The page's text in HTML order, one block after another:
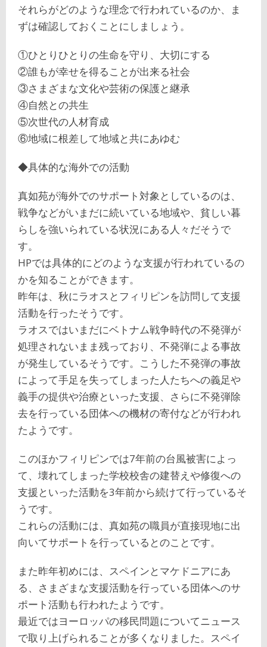
それらがどのような理念で行われているのか、ま
ずは確認しておくことにしましょう。
①ひとりひとりの生命を守り、大切にする
②誰もが幸せを得ることが出来る社会
③さまざまな文化や芸術の保護と継承
④自然との共生
⑤次世代の人材育成
⑥地域に根差して地域と共にあゆむ
◆具体的な海外での活動
真如苑が海外でのサポート対象としているのは、
戦争などがいまだに続いている地域や、貧しい暮
らしを強いられている状況にある人々だそうで
す。
HPでは具体的にどのような支援が行われているの
かを知ることができます。
昨年は、秋にラオスとフィリピンを訪問して支援
活動を行ったそうです。
ラオスではいまだにベトナム戦争時代の不発弾が
処理されないまま残っており、不発弾による事故
が発生しているそうです。こうした不発弾の事故
によって手足を失ってしまった人たちへの義足や
義手の提供や治療といった支援、さらに不発弾除
去を行っている団体への機材の寄付などが行われ
たようです。
このほかフィリピンでは7年前の台風被害によっ
て、壊れてしまった学校校舎の建替えや修復への
支援といった活動を3年前から続けて行っているそ
うです。
これらの活動には、真如苑の職員が直接現地に出
向いてサポートを行っているとのことです。
また昨年初めには、スペインとマケドニアにあ
る、さまざまな支援活動を行っている団体へのサ
ポート活動も行われたようです。
最近ではヨーロッパの移民問題についてニュース
で取り上げられることが多くなりました。スペイ